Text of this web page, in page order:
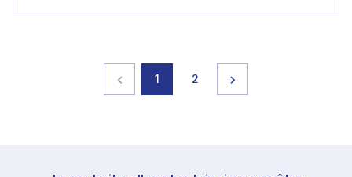
Page précédente
page
1 page
2